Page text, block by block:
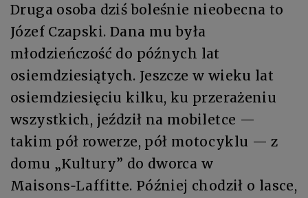
Druga osoba dziś boleśnie nieobecna to
Józef Czapski. Dana mu była
młodzieńczość do późnych lat
osiemdziesiątych. Jeszcze w wieku lat
osiemdziesięciu kilku, ku przerażeniu
wszystkich, jeździł na mobiletce —
takim pół rowerze, pół motocyklu — z
domu „Kultury” do dworca w
Maisons‑Laffitte. Później chodził o lasce,